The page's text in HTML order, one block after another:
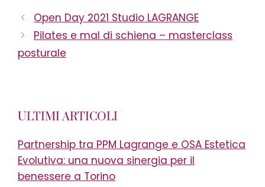
Open Day 2021 Studio LAGRANGE
Pilates e mal di schiena – masterclass
posturale
ULTIMI ARTICOLI
Partnership tra PPM Lagrange e OSA Estetica
Evolutiva: una nuova sinergia per il
benessere a Torino